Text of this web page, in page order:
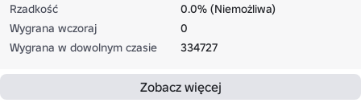
Rzadkość
0.0% (Niemożliwa)
Wygrana wczoraj
0
Wygrana w dowolnym czasie
334727
Zobacz więcej